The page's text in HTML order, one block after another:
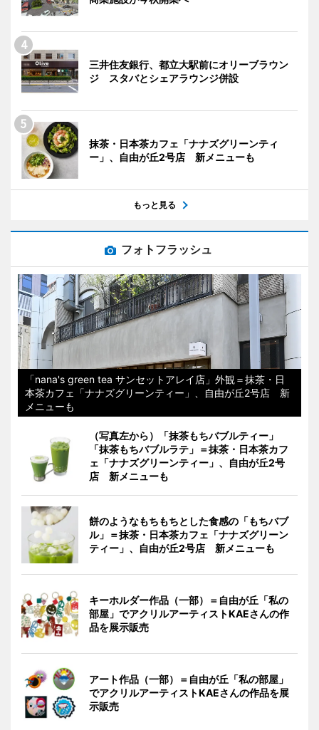
三井住友銀行、都立大駅前にオリーブラウン
ジ スタバとシェアラウンジ併設
抹茶・日本茶カフェ「ナナズグリーンティ
ー」、自由が丘2号店 新メニューも
もっと見る
フォトフラッシュ
「nana's green tea サンセットアレイ店」外観＝抹茶・日
本茶カフェ「ナナズグリーンティー」、自由が丘2号店 新
メニューも
（写真左から）「抹茶もちバブルティー」
「抹茶もちバブルラテ」＝抹茶・日本茶カフ
ェ「ナナズグリーンティー」、自由が丘2号
店 新メニューも
餅のようなもちもちとした食感の「もちバブ
ル」＝抹茶・日本茶カフェ「ナナズグリーン
ティー」、自由が丘2号店 新メニューも
キーホルダー作品（一部）＝自由が丘「私の
部屋」でアクリルアーティストKAEさんの作
品を展示販売
アート作品（一部）＝自由が丘「私の部屋」
でアクリルアーティストKAEさんの作品を展
示販売